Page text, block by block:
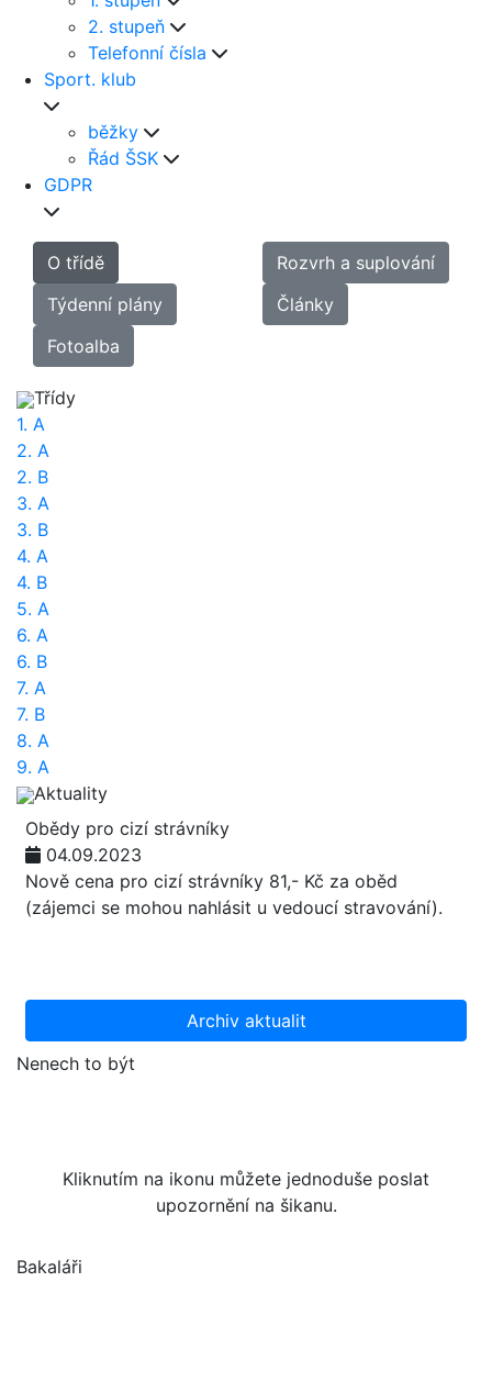
2. stupeň
Telefonní čísla
Sport. klub
běžky
Řád ŠSK
GDPR
O třídě
Rozvrh a suplování
Týdenní plány
Články
Fotoalba
Třídy
1. A
2. A
2. B
3. A
3. B
4. A
4. B
5. A
6. A
6. B
7. A
7. B
8. A
9. A
Aktuality
Obědy pro cizí strávníky
04.09.2023
Nově cena pro cizí strávníky 81,- Kč za oběd
(zájemci se mohou nahlásit u vedoucí stravování).
Archiv aktualit
Nenech to být
Kliknutím na ikonu můžete jednoduše poslat
upozornění na šikanu.
Bakaláři